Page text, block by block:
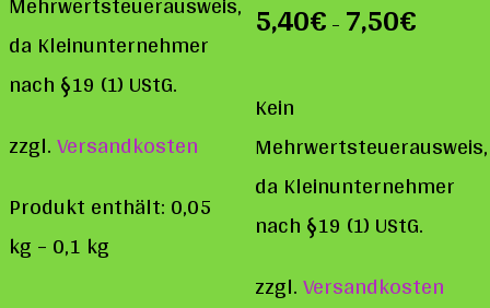
da Kleinunternehmer
nach §19 (1) UStG.
zzgl.Versandkosten
Produkt enthält: 0,05
kg– 0,1 kg
5,40€– 7,50€
Kein
Mehrwertsteuerausweis,
da Kleinunternehmer
nach §19 (1) UStG.
zzgl.Versandkosten